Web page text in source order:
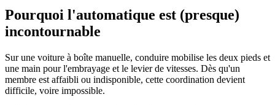
Pourquoi l'automatique est (presque)
incontournable
Sur une voiture à boîte manuelle, conduire mobilise les deux pieds et
une main pour l'embrayage et le levier de vitesses. Dès qu'un
membre est affaibli ou indisponible, cette coordination devient
difficile, voire impossible.